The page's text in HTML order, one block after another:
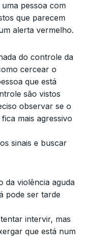
pessoa com
que parecem
alerta vermelho.
do controle da
cercear o
que está
são vistos
observar se o
mais agressivo
sinais e buscar
da violência aguda
pode ser tarde
intervir, mas
que está num